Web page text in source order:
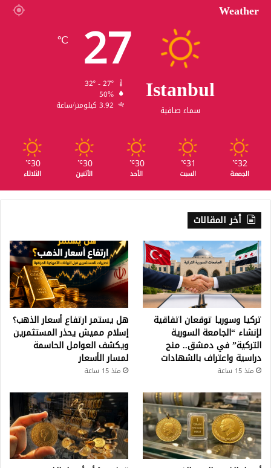
Weather
Istanbul
سماء صافية
27
℃
50%
3.92 كيلومتر/ساعة
32
℃
الجمعة
31
℃
السبت
30
℃
الأحد
30
℃
الأثنين
30
℃
الثلاثاء
أخر المقالات
تركيا وسوريا توقعان اتفاقية
لإنشاء “الجامعة السورية
التركية” في دمشق.. منح
دراسية واعتراف بالشهادات
منذ 15 ساعة
هل يستمر ارتفاع أسعار الذهب؟
إسلام مميش يحذر المستثمرين
ويكشف العوامل الحاسمة
لمسار الأسعار
منذ 15 ساعة